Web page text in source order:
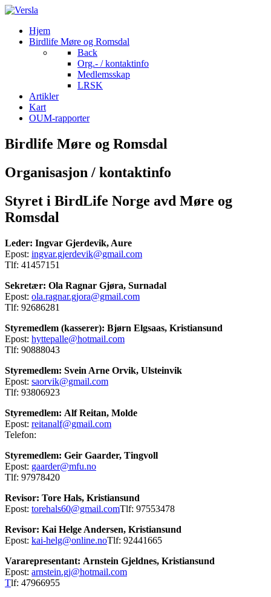
Hjem
Birdlife Møre og Romsdal
Back
Org.- / kontaktinfo
Medlemsskap
LRSK
Artikler
Kart
OUM-rapporter
Birdlife Møre og Romsdal
Organisasjon / kontaktinfo
Styret i BirdLife Norge avd Møre og
Romsdal
Leder: Ingvar Gjerdevik, Aure
Epost: ingvar.gjerdevik@gmail.com
Tlf: 41457151
Sekretær: Ola Ragnar Gjøra, Surnadal
Epost: ola.ragnar.gjora@gmail.com
Tlf: 92686281
Styremedlem (kasserer): Bjørn Elgsaas, Kristiansund
Epost: hyttepalle@hotmail.com
Tlf: 90888043
Styremedlem: Svein Arne Orvik, Ulsteinvik
Epost: saorvik@gmail.com
Tlf: 93806923
Styremedlem: Alf Reitan, Molde
Epost: reitanalf@gmail.com
Telefon:
Styremedlem: Geir Gaarder, Tingvoll
Epost: gaarder@mfu.no
Tlf: 97978420
Revisor: Tore Hals, Kristiansund
Epost: torehals60@gmail.comTlf: 97553478
Revisor: Kai Helge Andersen, Kristiansund
Epost: kai-helg@online.noTlf: 92441665
Vararepresentant: Arnstein Gjeldnes, Kristiansund
Epost: arnstein.gj@hotmail.com
Tlf: 47966955